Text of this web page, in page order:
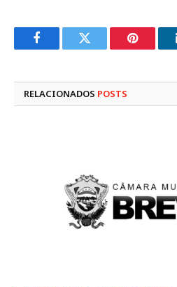
FacebookTwitter Pinterest
RELACIONADOS POSTS